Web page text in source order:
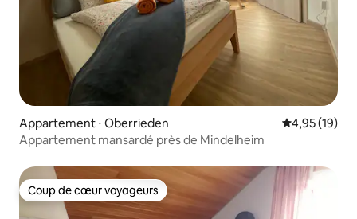
Appartement ⋅ Oberrieden Évaluation
4,95 (19)
Appartement mansardé près de Mindelheim
Coup de cœur voyageurs
Coup de cœur voyageurs